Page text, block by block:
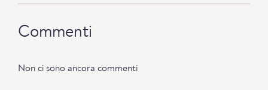
Commenti
Non ci sono ancora commenti